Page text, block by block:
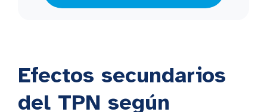
Efectos secundarios
del TPN según